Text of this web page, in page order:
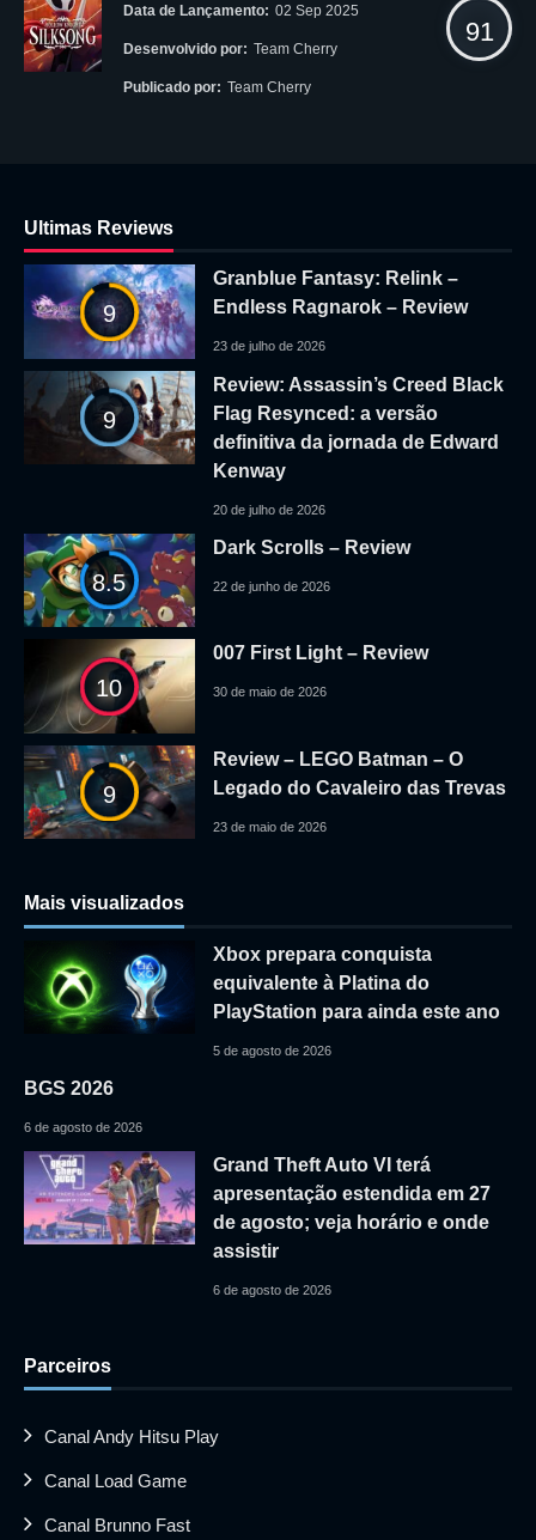
Data de Lançamento: 02 Sep 2025
Desenvolvido por: Team Cherry
Publicado por: Team Cherry
91
Ultimas Reviews
9
Granblue Fantasy: Relink –
Endless Ragnarok – Review
23 de julho de 2026
9
Review: Assassin’s Creed Black
Flag Resynced: a versão
definitiva da jornada de Edward
Kenway
20 de julho de 2026
8.5
Dark Scrolls – Review
22 de junho de 2026
10
007 First Light – Review
30 de maio de 2026
9
Review – LEGO Batman – O
Legado do Cavaleiro das Trevas
23 de maio de 2026
Mais visualizados
Xbox prepara conquista
equivalente à Platina do
PlayStation para ainda este ano
5 de agosto de 2026
BGS 2026
6 de agosto de 2026
Grand Theft Auto VI terá
apresentação estendida em 27
de agosto; veja horário e onde
assistir
6 de agosto de 2026
Parceiros
Canal Andy Hitsu Play
Canal Load Game
Canal Brunno Fast